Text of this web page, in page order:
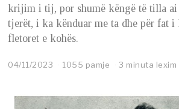
krijim i tij, por shumë këngë të tilla ai
tjerët, i ka kënduar me ta dhe për fat i
fletoret e kohës.
04/11/2023 0
1
1055 pamje 3 minuta lexim